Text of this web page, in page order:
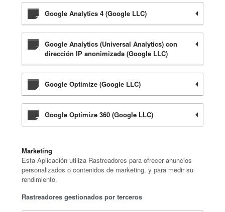
Google Analytics 4 (Google LLC)
Google Analytics (Universal Analytics) con
dirección IP anonimizada (Google LLC)
Google Optimize (Google LLC)
Google Optimize 360 (Google LLC)
Marketing
Esta Aplicación utiliza Rastreadores para ofrecer anuncios
personalizados o contenidos de marketing, y para medir su
rendimiento.
Rastreadores gestionados por terceros